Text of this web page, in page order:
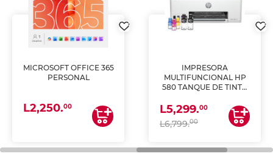
MICROSOFT OFFICE 365
PERSONAL
L2,250.00
IMPRESORA
MULTIFUNCIONAL HP
580 TANQUE DE TINTA
ESCANEA)
L5,299.00
L6,799.00